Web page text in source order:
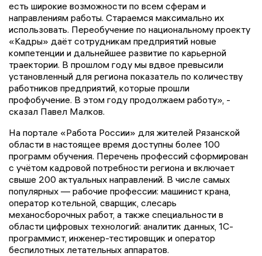
есть широкие возможности по всем сферам и
направлениям работы. Стараемся максимально их
использовать. Переобучение по национальному проекту
«Кадры» даёт сотрудникам предприятий новые
компетенции и дальнейшее развитие по карьерной
траектории. В прошлом году мы вдвое превысили
установленный для региона показатель по количеству
работников предприятий, которые прошли
профобучение. В этом году продолжаем работу», -
сказал Павел Малков.
На портале «Работа России» для жителей Рязанской
области в настоящее время доступны более 100
программ обучения. Перечень профессий сформирован
с учётом кадровой потребности региона и включает
свыше 200 актуальных направлений. В числе самых
популярных — рабочие профессии: машинист крана,
оператор котельной, сварщик, слесарь
механосборочных работ, а также специальности в
области цифровых технологий: аналитик данных, 1С-
программист, инженер-тестировщик и оператор
беспилотных летательных аппаратов.